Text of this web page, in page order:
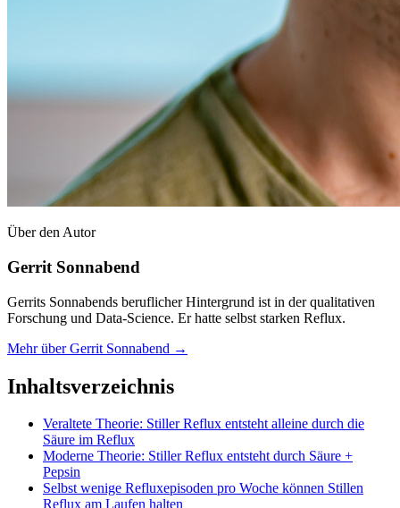
Über den Autor
Gerrit Sonnabend
Gerrits Sonnabends beruflicher Hintergrund ist in der qualitativen
Forschung und Data-Science. Er hatte selbst starken Reflux.
Mehr über Gerrit Sonnabend →
Inhaltsverzeichnis
Veraltete Theorie: Stiller Reflux entsteht alleine durch die
Säure im Reflux
Moderne Theorie: Stiller Reflux entsteht durch Säure +
Pepsin
Selbst wenige Refluxepisoden pro Woche können Stillen
Reflux am Laufen halten